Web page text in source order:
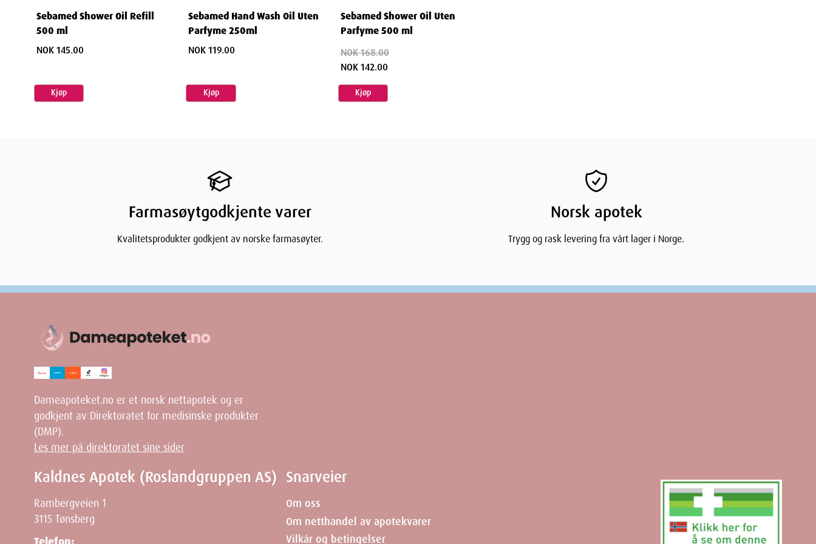
Sebamed Shower Oil Refill
500 ml
NOK 145.00
Kjøp
Sebamed Hand Wash Oil Uten
Parfyme 250ml
NOK 119.00
Kjøp
Sebamed Shower Oil Uten
Parfyme 500 ml
NOK 168.00
NOK 142.00
Kjøp
Farmasøytgodkjente varer
Kvalitetsprodukter godkjent av norske farmasøyter.
Norsk apotek
Trygg og rask levering fra vårt lager i Norge.
Dameapoteket.no er et norsk nettapotek og er
godkjent av Direktoratet for medisinske produkter
(DMP).
Les mer på direktoratet sine sider
Kaldnes Apotek (Roslandgruppen AS)
Rambergveien 1
3115 Tønsberg
Snarveier
Om oss
Om netthandel av apotekvarer
Vilkår og betingelser